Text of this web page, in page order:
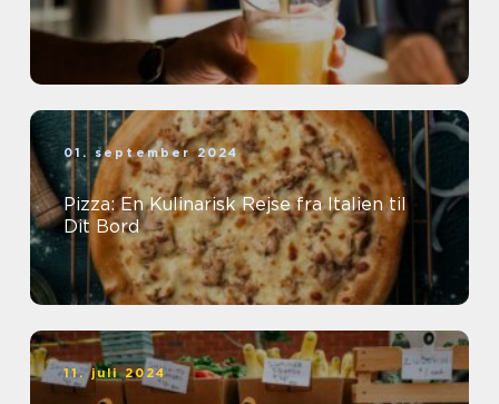
01. september 2024
Pizza: En Kulinarisk Rejse fra Italien til
Dit Bord
11. juli 2024